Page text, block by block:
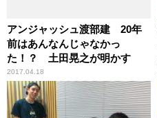
アンジャッシュ渡部建 20年
前はあんなんじゃなかっ
た！？ 土田晃之が明かす
2017.04.18